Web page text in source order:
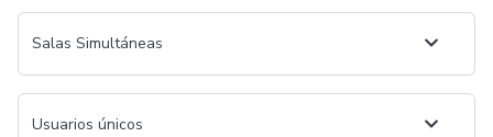
Salas Simultáneas
Usuarios únicos